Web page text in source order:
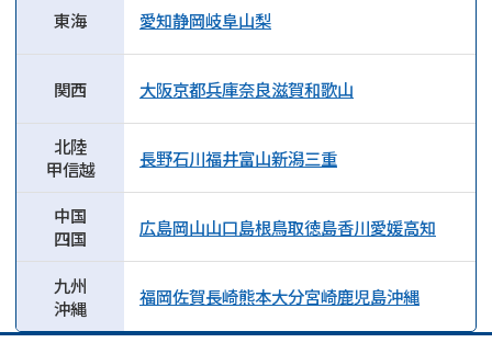
東海 愛知静岡岐阜山梨
関西 大阪京都兵庫奈良滋賀和歌山
北陸
甲信越
長野石川福井富山新潟三重
中国
四国
広島岡山山口島根鳥取徳島香川愛媛高知
九州
沖縄
福岡佐賀長崎熊本大分宮崎鹿児島沖縄